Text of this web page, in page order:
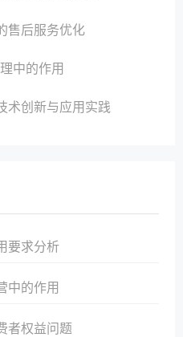
售后服务优化
中的作用
术创新与应用实践
要求分析
中的作用
者权益问题